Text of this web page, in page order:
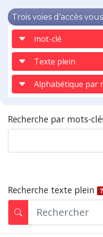
Trois voies d’accès
mot-clé
Texte plein
Alphabétique par
Recherche par mots-
Recherche texte plein